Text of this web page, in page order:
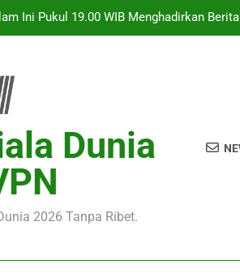
Dini Hari Ini Pukul 01.00 WIB Lengkap
Malam Ini Pukul 20.00 WIB di Jalalive
Ini Pukul 19.00 WIB Menghadirkan Berita
Persahabatan Dua Klub Terkenal Dari
Dini Hari Ini Pukul 01.00 WIB Lengkap
Pukul 22.00 WIB Jadi Sorotan Besar
Dunia
2026 Tanpa Ribet.